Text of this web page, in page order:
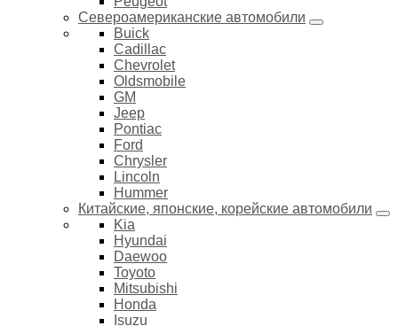
Североамериканские автомобили
Buick
Cadillac
Chevrolet
Oldsmobile
GM
Jeep
Pontiac
Ford
Chrysler
Lincoln
Hummer
Китайские, японские, корейские автомобили
Kia
Hyundai
Daewoo
Toyoto
Mitsubishi
Honda
Isuzu